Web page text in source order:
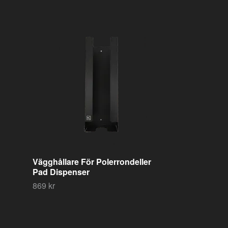
Vägghållare För Polerrondeller
Pad Dispenser
869 kr